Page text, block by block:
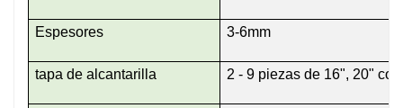
Espesores 3-6mm
tapa de alcantarilla 2 - 9 piezas de 16", 20"